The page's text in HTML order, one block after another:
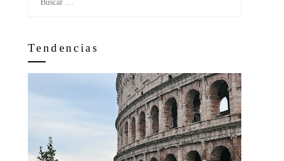
Tendencias